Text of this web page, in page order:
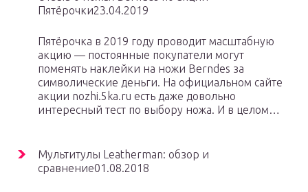
Пятёрочки23.04.2019
Пятёрочка в 2019 году проводит масштабную
акцию — постоянные покупатели могут
поменять наклейки на ножи Berndes за
символические деньги. На официальном сайте
акции nozhi.5ka.ru есть даже довольно
интересный тест по выбору ножа. И в целом…
Мультитулы Leatherman: обзор и
сравнение01.08.2018